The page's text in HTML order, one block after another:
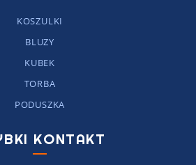
KOSZULKI
BLUZY
KUBEK
TORBA
PODUSZKA
KONTAKT